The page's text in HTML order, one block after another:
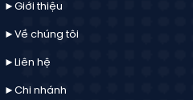
►Giới thiệu
►Về chúng tôi
► Liên hệ
►Chi nhánh